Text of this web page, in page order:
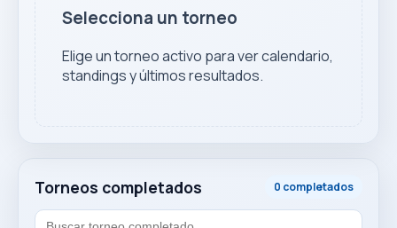
Torneos completados 0 completados
Selecciona un torneo
Elige un torneo activo para ver calendario,
standings y últimos resultados.